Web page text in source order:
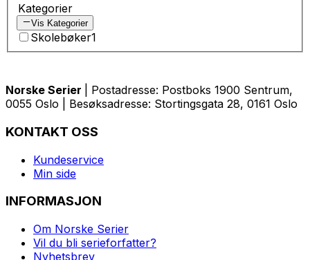
Kategorier
Vis Kategorier
Skolebøker1
Norske Serier
| Postadresse: Postboks 1900 Sentrum,
0055 Oslo | Besøksadresse: Stortingsgata 28, 0161 Oslo
KONTAKT OSS
Kundeservice
Min side
INFORMASJON
Om Norske Serier
Vil du bli serieforfatter?
Nyhetsbrev